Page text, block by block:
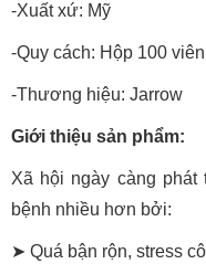
-Xuất xứ: Mỹ
-Quy cách: Hộp 100 viên
-Thương hiệu: Jarrow
Giới thiệu sản phẩm:
Xã hội ngày càng
bệnh nhiều hơn bởi:
➤ Quá bận rộn, stress